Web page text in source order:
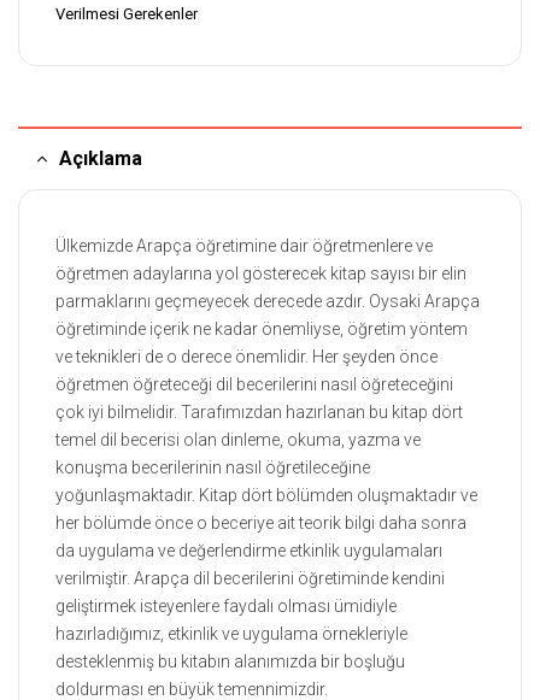
Verilmesi Gerekenler
Açıklama
Ülkemizde Arapça öğretimine dair öğretmenlere ve
öğretmen adaylarına yol gösterecek kitap sayısı bir elin
parmaklarını geçmeyecek derecede azdır. Oysaki Arapça
öğretiminde içerik ne kadar önemliyse, öğretim yöntem
ve teknikleri de o derece önemlidir. Her şeyden önce
öğretmen öğreteceği dil becerilerini nasıl öğreteceğini
çok iyi bilmelidir. Tarafımızdan hazırlanan bu kitap dört
temel dil becerisi olan dinleme, okuma, yazma ve
konuşma becerilerinin nasıl öğretileceğine
yoğunlaşmaktadır. Kitap dört bölümden oluşmaktadır ve
her bölümde önce o beceriye ait teorik bilgi daha sonra
da uygulama ve değerlendirme etkinlik uygulamaları
verilmiştir. Arapça dil becerilerini öğretiminde kendini
geliştirmek isteyenlere faydalı olması ümidiyle
hazırladığımız, etkinlik ve uygulama örnekleriyle
desteklenmiş bu kitabın alanımızda bir boşluğu
doldurması en büyük temennimizdir.